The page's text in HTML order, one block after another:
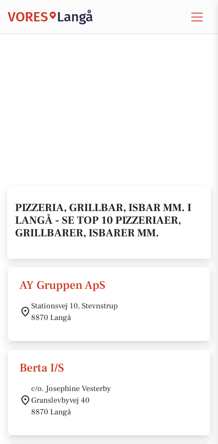
VORES Langå
PIZZERIA, GRILLBAR, ISBAR MM. I
LANGÅ - SE TOP 10 PIZZERIAER,
GRILLBARER, ISBARER MM.
AY Gruppen ApS
Stationsvej 10, Stevnstrup
8870 Langå
Berta I/S
c/o. Josephine Vesterby
Granslevbyvej 40
8870 Langå